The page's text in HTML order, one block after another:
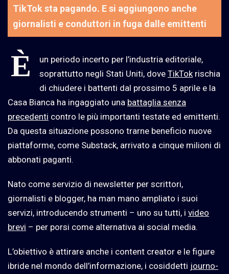
TikTok sta pagando. E si aggiungono anche
giornalisti e conduttori in fuga dalle emittenti
È
un periodo incerto per l’industria editoriale,
soprattutto negli Stati Uniti, dove TikTok rischia
di chiudere i battenti dal prossimo 5 aprile e la
Casa Bianca ha ingaggiato una battaglia senza
precedenti contro le più importanti testate ed emittenti.
Da questa situazione possono trarne beneficio nuove
piattaforme, come Substack, arrivato a cinque milioni di
abbonati paganti.
Nato come servizio di newsletter per scrittori,
giornalisti e blogger, ha man mano ampliato i suoi
servizi, introducendo strumenti – uno su tutti, i video
brevi – per porsi come alternativa ai social media.
L’obiettivo è attirare anche i content creator e le figure
ibride nel mondo dell’informazione, i cosiddetti journo-